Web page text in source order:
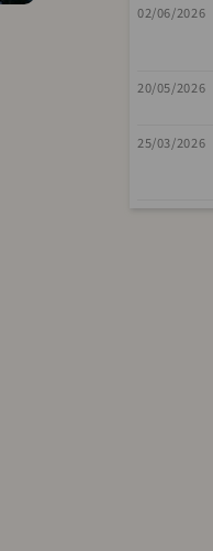
02/06/2026
20/05/2026
25/03/2026